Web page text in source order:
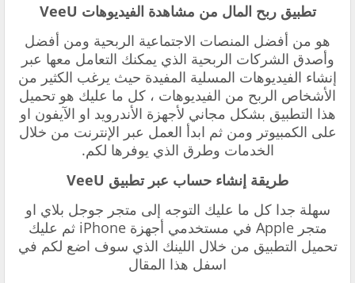
‏تطبيقربح المال من مشاهدة الفيديوهات VeeU
‏هو من أفضل المنصات الاجتماعية الربحية ومن أفضل
وأصدق الشركات الربحية الذي يمكنك التعامل معها عبر
إنشاء الفيديوهات المسلية المفيدة حيث يرغب الكثير من
الأشخاص الربح من الفيديوهات ، كل ما عليك هو تحميل
هذا التطبيق بشكل مجاني لأجهزة الأندرويد او الآيفون او
على الكمبيوتر ومن ثم ابدأ العمل عبر الإنترنت من خلال
الخدمات وطرق الذي يوفرها لكم.
‏‏طريقة إنشاء حساب عبر تطبيق VeeU
‏سهلة جدا كل ما عليك التوجه إلى متجر ‫جوجل بلاي او
متجر Apple في مستخدمي أجهزة iPhone ثم عليك
تحميل التطبيق من خلال اللينك الذي سوف اضع لكم في
اسفل هذا المقال